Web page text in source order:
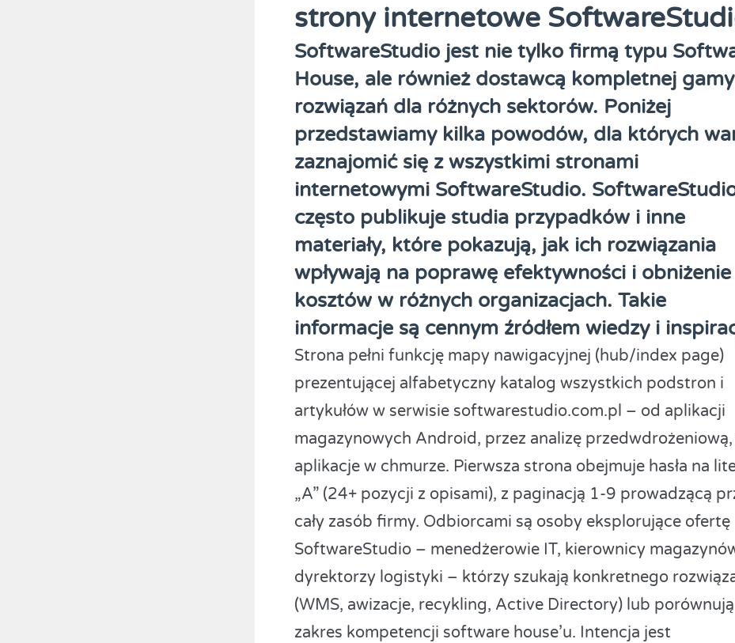
strony internetowe
SoftwareStudio jest nie tylko firmą typu
House, ale również dostawcą kompletnej gamy
rozwiązań dla różnych sektorów. Poniżej
przedstawiamy kilka powodów, dla których
zaznajomić się z wszystkimi stronami
internetowymi SoftwareStudio.
często publikuje studia przypadków i inne
materiały, które pokazują, jak ich rozwiązania
wpływają na poprawę efektywności i obniżenie
kosztów w różnych organizacjach. Takie
informacje są cennym źródłem wiedzy i
Strona pełni funkcję mapy nawigacyjnej (hub/index page)
prezentującej alfabetyczny katalog wszystkich podstron i
artykułów w serwisie softwarestudio.com.pl – od aplikacji
magazynowych Android, przez analizę
aplikacje w chmurze. Pierwsza strona obejmuje hasła na
„A” (24+ pozycji z opisami), z paginacją 1-9 prowadzącą
cały zasób firmy. Odbiorcami są osoby eksplorujące ofertę
SoftwareStudio – menedżerowie IT, kierownicy
dyrektorzy logistyki – którzy szukają konkretnego
(WMS, awizacje, recykling, Active Directory) lub porównują
zakres kompetencji software house’u. Intencja jest